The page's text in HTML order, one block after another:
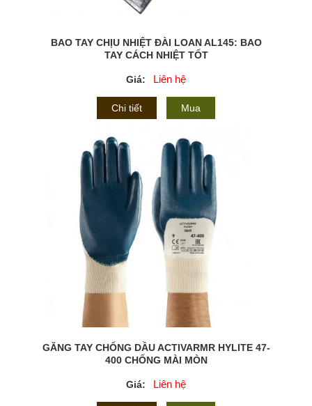
BAO TAY CHỊU NHIỆT ĐÀI LOAN AL145: BAO
TAY CÁCH NHIỆT TỐT
Giá: Liên hệ
Chi tiết Mua
GĂNG TAY CHỐNG DẦU ACTIVARMR HYLITE 47-
400 CHỐNG MÀI MÒN
Giá: Liên hệ